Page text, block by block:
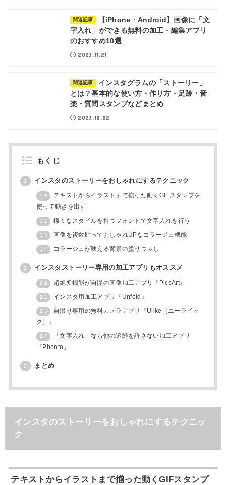
関連記事
【iPhone・Android】画像に「文
字入れ」ができる無料の加工・編集アプリ
のおすすめ10選
2023.11.21
関連記事
インスタグラムの「ストーリー」
とは？基本的な使い方・作り方・足跡・音
楽・質問スタンプなどまとめ
2023.10.02
もくじ
1 インスタのストーリーをおしゃれにするテクニック
1.1
テキストからイラストまで揃った動くGIFスタンプを
使って動きを出す
1.2 様々なスタイルを持つフォントで文字入れを行う
1.3 画像を複数貼っておしゃれUPなコラージュ機能
1.4 コラージュが映える背景の塗りつぶし
2 インスタストーリー専用の加工アプリもオススメ
2.1 超絶多機能が自慢の画像加工アプリ『PicsArt』
2.2 インスタ用加工アプリ『Unfold』
2.3
自撮り専用の無料カメラアプリ『Ulike（ユーライッ
ク）』
2.4
「文字入れ」なら他の追随を許さない加工アプリ
『Phonto』
3 まとめ
インスタのストーリーをおしゃれにするテクニッ
ク
テキストからイラストまで揃った動くGIFスタンプ